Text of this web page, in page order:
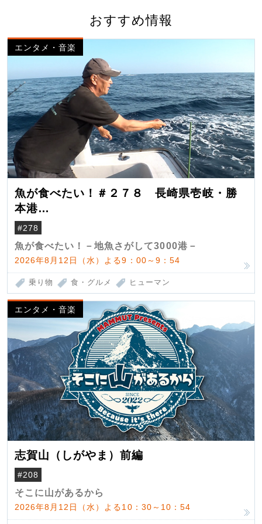
おすすめ情報
エンタメ・音楽
魚が食べたい！＃２７８ 長崎県壱岐・勝
本港
（クロマグロ）
#278
魚が食べたい！－地魚さがして3000港－
2026年8月12日（水）よる9：00～9：54
乗り物 食・グルメ ヒューマン
エンタメ・音楽
志賀山（しがやま）前編
#208
そこに山があるから
2026年8月12日（水）よる10：30～10：54